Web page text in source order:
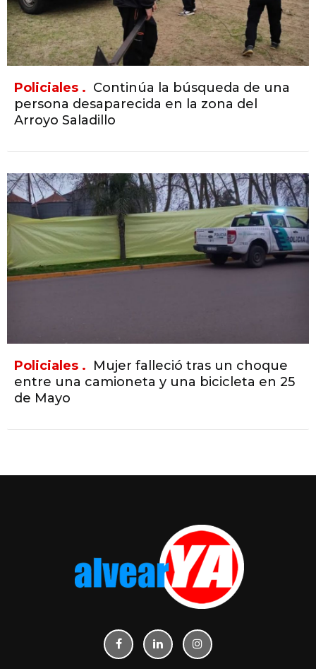
Policiales . Continúa la búsqueda de una
persona desaparecida en la zona del
Arroyo Saladillo
Policiales . Mujer falleció tras un choque
entre una camioneta y una bicicleta en 25
de Mayo